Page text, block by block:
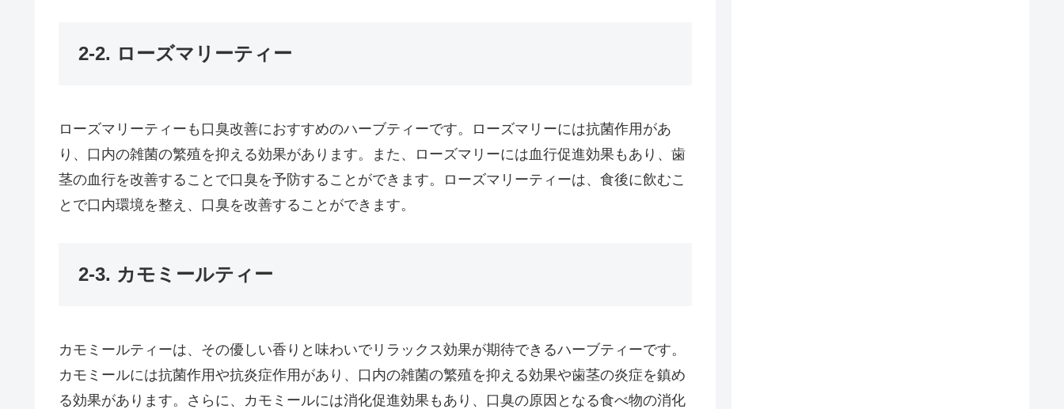
2-2. ローズマリーティー
ローズマリーティーも口臭改善におすすめのハーブティーです。ローズマリーには抗菌作用があ
り、口内の雑菌の繁殖を抑える効果があります。また、ローズマリーには血行促進効果もあり、歯
茎の血行を改善することで口臭を予防することができます。ローズマリーティーは、食後に飲むこ
とで口内環境を整え、口臭を改善することができます。
2-3. カモミールティー
カモミールティーは、その優しい香りと味わいでリラックス効果が期待できるハーブティーです。
カモミールには抗菌作用や抗炎症作用があり、口内の雑菌の繁殖を抑える効果や歯茎の炎症を鎮め
る効果があります。さらに、カモミールには消化促進効果もあり、口臭の原因となる食べ物の消化